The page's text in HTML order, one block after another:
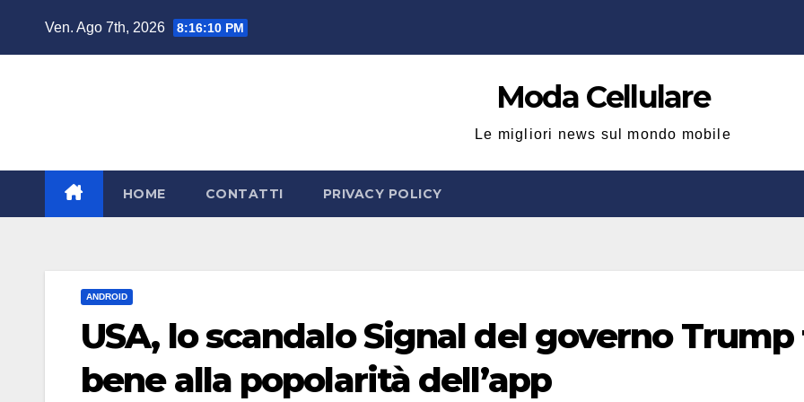
Ven. Ago 7th, 2026 8:16:12 PM
Moda Cellulare
Le migliori news sul mondo mobile
HOME CONTATTI PRIVACY POLICY
ANDROID
USA, lo scandalo Signal del governo Trump
bene alla popolarità dell’app